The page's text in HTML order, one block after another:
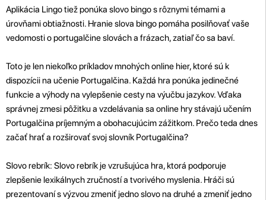
Aplikácia Lingo tiež ponúka slovo bingo s rôznymi témami a
úrovňami obtiažnosti. Hranie slova bingo pomáha posilňovať vaše
vedomosti o portugalčine slovách a frázach, zatiaľ čo sa baví.
Toto je len niekoľko príkladov mnohých online hier, ktoré sú k
dispozícii na učenie Portugalčina. Každá hra ponúka jedinečné
funkcie a výhody na vylepšenie cesty na výučbu jazykov. Vďaka
správnej zmesi pôžitku a vzdelávania sa online hry stávajú učením
Portugalčina príjemným a obohacujúcim zážitkom. Prečo teda dnes
začať hrať a rozširovať svoj slovník Portugalčina?
Slovo rebrík: Slovo rebrík je vzrušujúca hra, ktorá podporuje
zlepšenie lexikálnych zručností a tvorivého myslenia. Hráči sú
prezentovaní s výzvou zmeniť jedno slovo na druhé a zmeniť jedno